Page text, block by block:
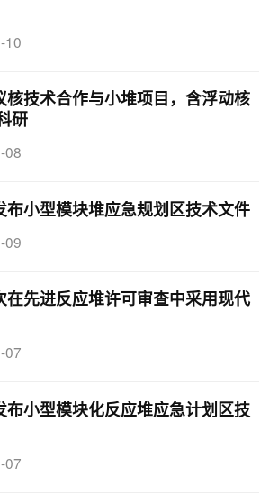
10
核技术合作与小堆项目，含浮动核
研
08
布小型模块堆应急规划区技术文件
09
在先进反应堆许可审查中采用现代
07
布小型模块化反应堆应急计划区技
07